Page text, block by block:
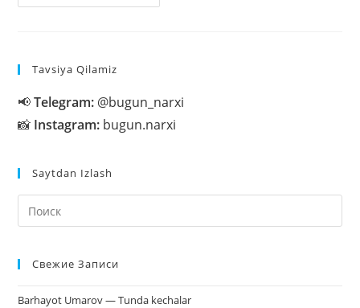
Zunnunova
Tavsiya Qilamiz
📢Telegram: @bugun_narxi
📸 Instagram: bugun.narxi
Saytdan Izlash
Свежие Записи
Barhayot Umarov — Tunda kechalar